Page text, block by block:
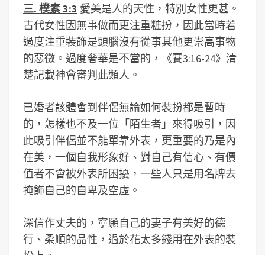
三. 樸素 3:3 愛美是人的天性，特別女性更甚。
古代女性因無事做而更注重粧扮，因此當時若
過度注重裝飾是頭腦沒有從事其他更崇高事物
的惡徵。過度奢華是不當的，《賽3:16-24》清
楚記載神會審判此類人。
已婚者該體會到伴侶無論如何裝扮都是暫時
的，怎樣也不及一位「陌生者」來得吸引，因
此吸引伴侶並不能單靠外表，更重要的乃是內
在美，一個自我形象好、對自己有信心、有價
值者不會被外表所困擾，一些人只是用名牌去
掩飾自己的自卑及空虛。
深信作丈夫的，寧願自己的妻子有美好的德
行、柔順的品性，過於花太多錢用在外表的裝